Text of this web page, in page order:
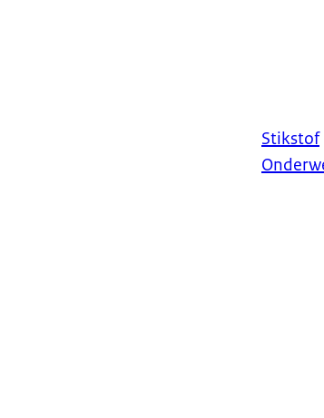
Stikstof